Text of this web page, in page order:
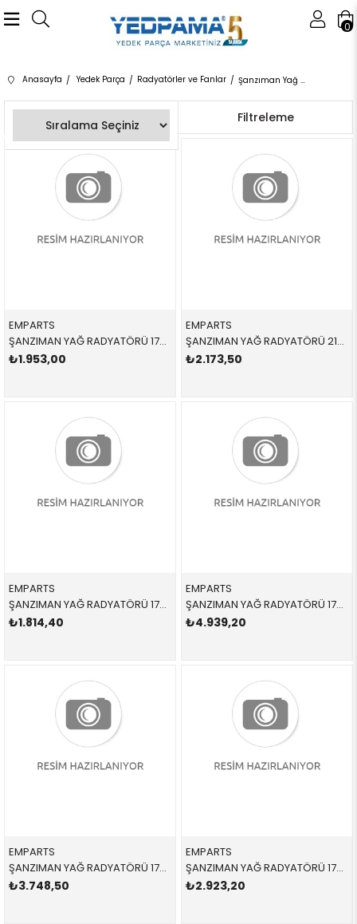
0
Anasayfa Yedek Parça Radyatörler ve Fanlar Şanzıman Yağ Radyatörü
Filtreleme
Sıralama
EMPARTS
ŞANZIMAN YAĞ RADYATÖRÜ 17217519213 17217519213 17217519213 E60,E61,E62,E63,E64 2.0İ,2.3İ,2.5İ,3.0İ,4.5İ 2004-2011
₺1.953,00
EMPARTS
ŞANZIMAN YAĞ RADYATÖRÜ 21898 17217529499 17217529499 E81,E87,E88,E90,E91,E92,E93,E84 1.6,1.8,2.0,2.5,3.0 SOGUTMA 2005-2012
₺2.173,50
EMPARTS
ŞANZIMAN YAĞ RADYATÖRÜ 17217551647 17217551647 17217551647 E81,E87,E88,E82,E90,E91,E84,E93,E89 2.3İ,2.5İ,3.0İ,N52,N53 2004-2012
₺1.814,40
EMPARTS
ŞANZIMAN YAĞ RADYATÖRÜ 17217553389 17217553389 17217553389 E70,E71,E72 3.0D,3.0SD,3.0Sİ,4.8İ 2008-2016
₺4.939,20
EMPARTS
ŞANZIMAN YAĞ RADYATÖRÜ 17217593856 17217593856 17217593856 F25,F26 2.0İ,2.8İ,3.5İ,4.0İ 2012-
₺3.748,50
EMPARTS
ŞANZIMAN YAĞ RADYATÖRÜ 17217803830 17217803830 17217803830 E46,E60,E61,E63,E64,E65,E66,E83 2.0D,2.5D,3.0D,3.5,M57,M57N2 2004-2014
₺2.923,20